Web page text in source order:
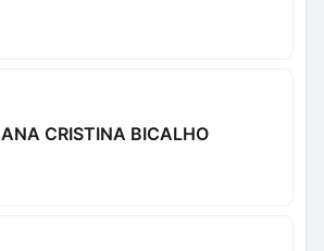
ANA CRISTINA BICALHO